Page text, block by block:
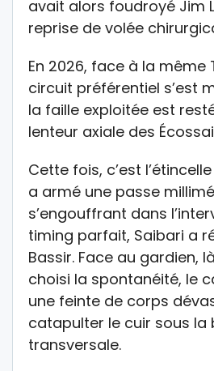
avait alors foudroyé Jim
reprise de volée
En 2026, face à la même
circuit préférentiel s’est
la faille exploitée est
lenteur axiale des
Cette fois, c’est
a armé une passe
s’engouffrant dans
timing parfait, Saibari a
Bassir. Face au gardien,
choisi la spontanéité, le
une feinte de corps
catapulter le cuir sous la
transversale.